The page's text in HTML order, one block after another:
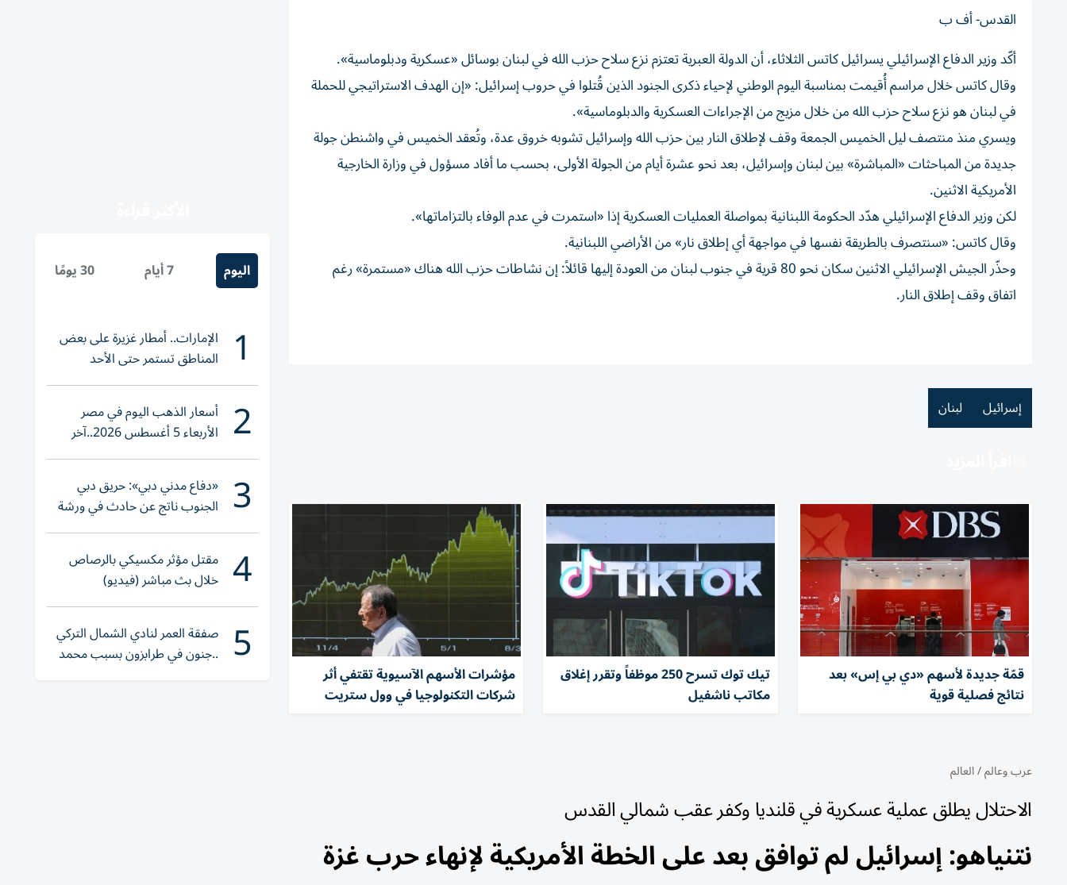
القدس- أف ب
أكّد وزير الدفاع الإسرائيلي يسرائيل كاتس الثلاثاء، أن الدولة العبرية تعتزم نزع سلاح حزب الله في لبنان بوسائل «عسكرية ودبلوماسية».
وقال كاتس خلال مراسم أُقيمت بمناسبة اليوم الوطني لإحياء ذكرى الجنود الذين قُتلوا في حروب إسرائيل: «إن الهدف الاستراتيجي للحملة
في لبنان هو نزع سلاح حزب الله من خلال مزيج من الإجراءات العسكرية والدبلوماسية».
ويسري منذ منتصف ليل الخميس الجمعة وقف لإطلاق النار بين حزب الله وإسرائيل تشوبه خروق عدة، وتُعقد الخميس في واشنطن جولة
جديدة من المباحثات «المباشرة» بين لبنان وإسرائيل، بعد نحو عشرة أيام من الجولة الأولى، بحسب ما أفاد مسؤول في وزارة الخارجية
الأمريكية الاثنين.
لكن وزير الدفاع الإسرائيلي هدّد الحكومة اللبنانية بمواصلة العمليات العسكرية إذا «استمرت في عدم الوفاء بالتزاماتها».
وقال كاتس: «سنتصرف بالطريقة نفسها في مواجهة أي إطلاق نار» من الأراضي اللبنانية.
وحذّر الجيش الإسرائيلي الاثنين سكان نحو 80 قرية في جنوب لبنان من العودة إليها قائلاً: إن نشاطات حزب الله هناك «مستمرة» رغم
اتفاق وقف إطلاق النار.
إسرائيل لبنان
قمّة جديدة لأسهم «دي بي إس» بعد
نتائج فصلية قوية
تيك توك تسرح 250 موظفاً وتقرر إغلاق
مكاتب ناشفيل
مؤشرات الأسهم الآسيوية تقتفي أثر
شركات التكنولوجيا في وول ستريت
عرب وعالم/العالم
الاحتلال يطلق عملية عسكرية في قلنديا وكفر عقب شمالي القدس
نتنياهو: إسرائيل لم توافق بعد على الخطة الأمريكية لإنهاء حرب غزة
اليوم 7 أيام 30 يومًا
1 الإمارات.. أمطار غزيرة على بعض
المناطق تستمر حتى الأحد
2 أسعار الذهب اليوم في مصر
الأربعاء 5 أغسطس 2026..آخر
تحديث لعيار 21
3 «دفاع مدني دبي»: حريق دبي
الجنوب ناتج عن حادث في ورشة
ولا إصابات
4 مقتل مؤثر مكسيكي بالرصاص
خلال بث مباشر (فيديو)
5 صفقة العمر لنادي الشمال التركي
..جنون في طرابزون بسبب محمد